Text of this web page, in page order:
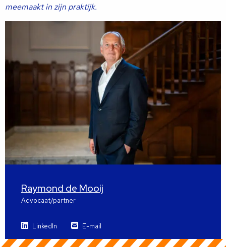
meemaakt in zijn praktijk.
Raymond de Mooij
Advocaat/partner
LinkedIn E-mail